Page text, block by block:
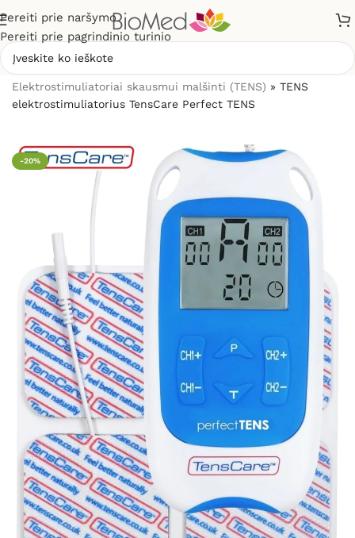
Pereiti prie naršymo
Pereiti prie pagrindinio turinio
Elektrostimuliatoriai skausmui malšinti (TENS) » TENS
elektrostimuliatorius TensCare Perfect TENS
-20%